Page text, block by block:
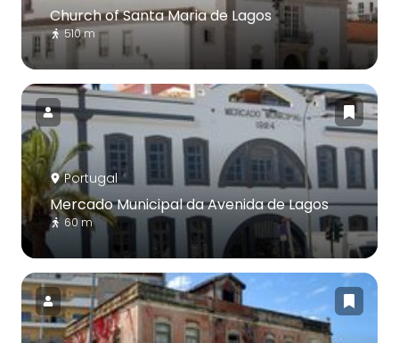
Church of Santa Maria de Lagos
510 m
Portugal
Mercado Municipal da Avenida de Lagos
60 m